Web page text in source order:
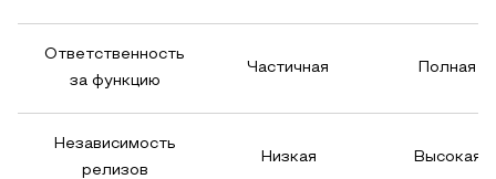
Ответственность
за функцию
Частичная Полная
Независимость
релизов
Низкая Высокая